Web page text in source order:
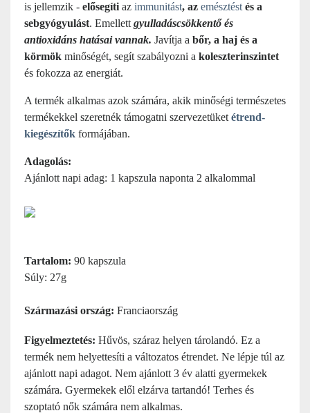
is jellemzik - elősegíti az immunitást, az emésztést és a
sebgyógyulást. Emellett gyulladáscsökkentő és
antioxidáns hatásai vannak. Javítja a bőr, a haj és a
körmök minőségét, segít szabályozni a koleszterinszintet
és fokozza az energiát.
A termék alkalmas azok számára, akik minőségi természetes
termékekkel szeretnék támogatni szervezetüket étrend-
kiegészítők formájában.
Adagolás:
Ajánlott napi adag: 1 kapszula naponta 2 alkalommal
Tartalom: 90 kapszula
Súly: 27g
Származási ország: Franciaország
Figyelmeztetés: Hűvös, száraz helyen tárolandó. Ez a
termék nem helyettesíti a változatos étrendet. Ne lépje túl az
ajánlott napi adagot. Nem ajánlott 3 év alatti gyermekek
számára. Gyermekek elől elzárva tartandó! Terhes és
szoptató nők számára nem alkalmas.